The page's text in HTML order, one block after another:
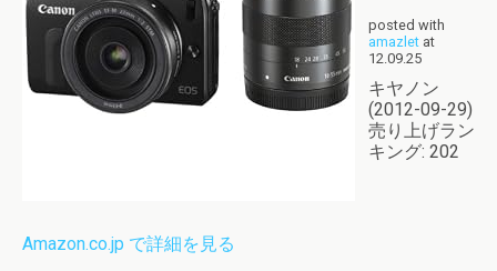
posted with
amazlet at
12.09.25
キヤノン
(2012-09-29)
売り上げラン
キング: 202
Amazon.co.jp で詳細を見る